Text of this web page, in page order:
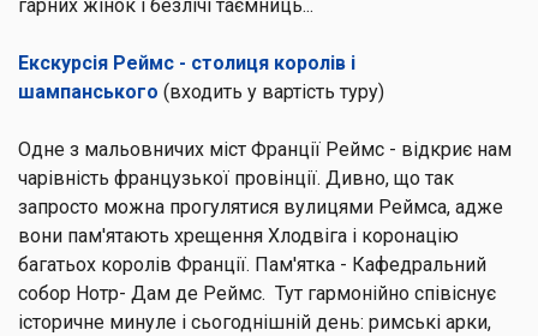
гарних жінок і безлічі таємниць...
Екскурсія Реймс - столиця королів і
шампанського (входить у вартість туру)
Одне з мальовничих міст Франції Реймс - відкриє нам
чарівність французької провінції. Дивно, що так
запросто можна прогулятися вулицями Реймса, адже
вони пам'ятають хрещення Хлодвіга і коронацію
багатьох королів Франції. Пам'ятка - Кафедральний
собор Нотр- Дам де Реймс. Тут гармонійно співіснує
історичне минуле і сьогоднішній день: римські арки,